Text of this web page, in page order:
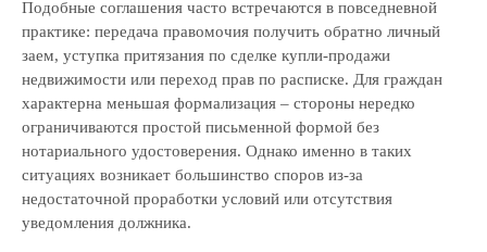
Подобные соглашения часто встречаются в повседневной
практике: передача правомочия получить обратно личный
заем, уступка притязания по сделке купли-продажи
недвижимости или переход прав по расписке. Для граждан
характерна меньшая формализация – стороны нередко
ограничиваются простой письменной формой без
нотариального удостоверения. Однако именно в таких
ситуациях возникает большинство споров из-за
недостаточной проработки условий или отсутствия
уведомления должника.